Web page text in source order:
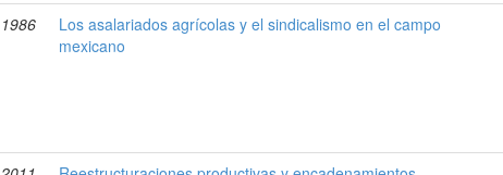
1986
Los asalariados agrícolas y el sindicalismo en el campo
mexicano